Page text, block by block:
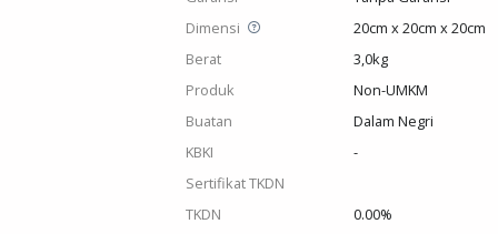
Dimensi
20cm x 20cm x 20cm
Berat
3,0kg
Produk
Non-UMKM
Buatan
Dalam Negri
KBKI
-
Sertifikat TKDN
TKDN
0.00%